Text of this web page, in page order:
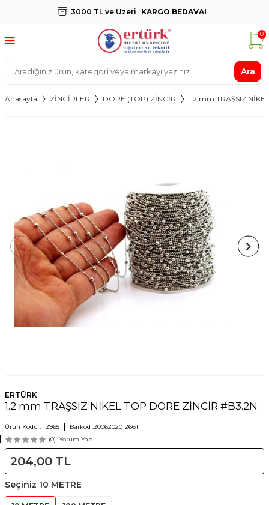
3000 TL ve Üzeri KARGO BEDAVA!
Ara
0
Anasayfa ZİNCİRLER DORE (TOP) ZİNCİR 1.2 mm TRAŞSIZ
ERTÜRK
1.2 mm TRAŞSIZ NİKEL TOP DORE ZİNCİR #B3.2N
Ürün Kodu :T2965 Barkod :2006202012661
(0) Yorum Yap
204,00 TL
Seçiniz 10 METRE